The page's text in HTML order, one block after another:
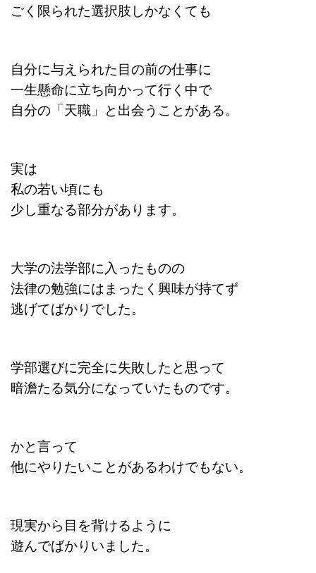
ごく限られた選択肢しかなくても
自分に与えられた目の前の仕事に
一生懸命に立ち向かって行く中で
自分の「天職」と出会うことがある。
実は
私の若い頃にも
少し重なる部分があります。
大学の法学部に入ったものの
法律の勉強にはまったく興味が持てず
逃げてばかりでした。
学部選びに完全に失敗したと思って
暗澹たる気分になっていたものです。
かと言って
他にやりたいことがあるわけでもない。
現実から目を背けるように
遊んでばかりいました。